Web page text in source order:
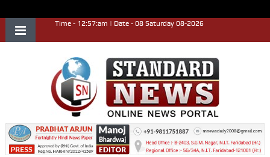
Time - 12:57:am | Date - 08 Saturday 08-2026